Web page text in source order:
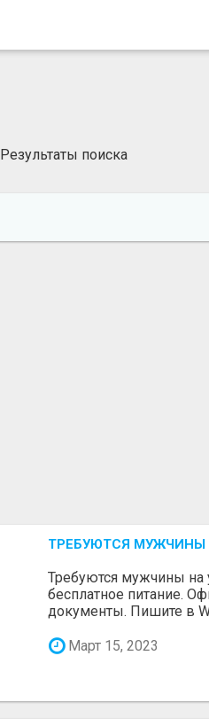
Результаты поиска
ТРЕБУЮТСЯ МУЖЧИНЫ
Требуются мужчины на
бесплатное питание.
документы. Пишите в
Март 15, 2023